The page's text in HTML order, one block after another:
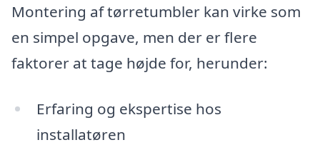
Montering af tørretumbler kan virke som
en simpel opgave, men der er flere
faktorer at tage højde for, herunder:
Erfaring og ekspertise hos
installatøren